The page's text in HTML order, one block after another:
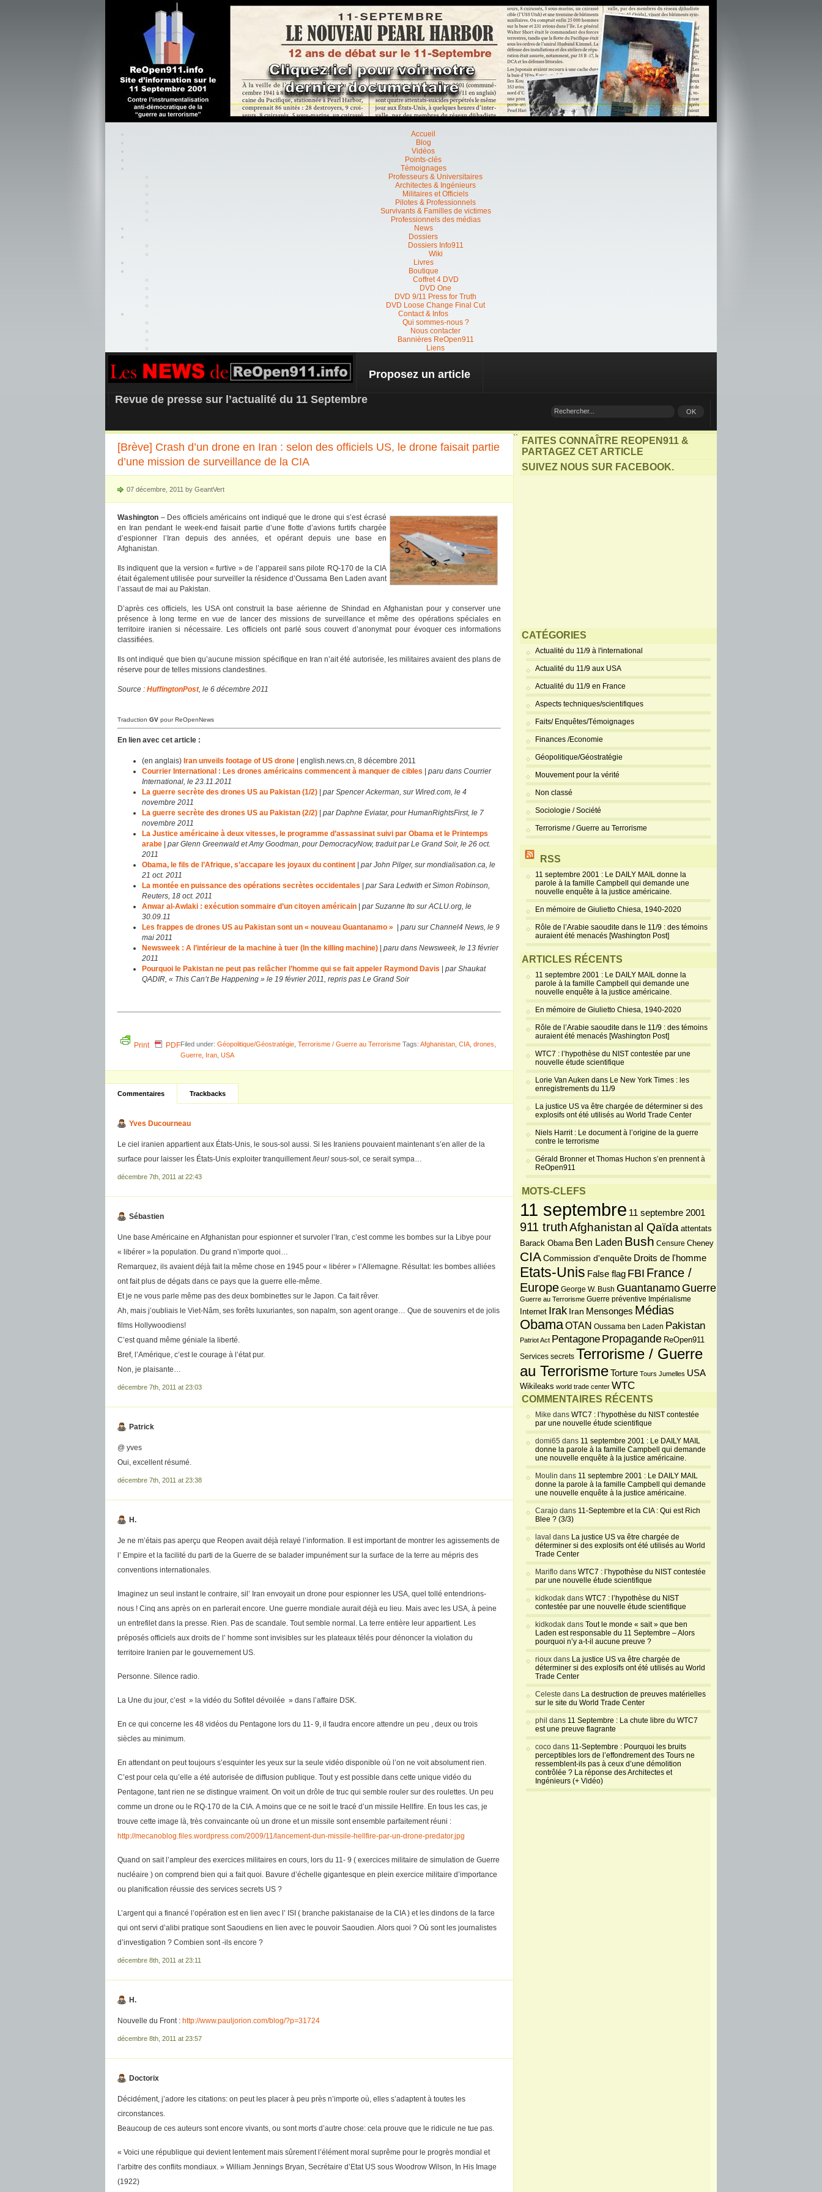
Accueil
Blog
Vidéos
Points-clés
Témoignages
Professeurs & Universitaires
Architectes & Ingénieurs
Militaires et Officiels
Pilotes & Professionnels
Survivants & Familles de victimes
Professionnels des médias
News
Dossiers
Dossiers Info911
Wiki
Livres
Boutique
Coffret 4 DVD
DVD One
DVD 9/11 Press for Truth
DVD Loose Change Final Cut
Contact & Infos
Qui sommes-nous ?
Nous contacter
Bannières ReOpen911
Liens
REOPEN911 – NEWS
Proposez un article
Revue de presse sur l’actualité du 11 Septembre
[Brève] Crash d’un drone en Iran : selon des officiels US, le drone faisait partie
d’une mission de surveillance de la CIA
07 décembre, 2011 by GeantVert
Washington – Des officiels américains ont indiqué que le drone qui s’est écrasé
en Iran pendant le week-end faisait partie d’une flotte d’avions furtifs chargée
d’espionner l’Iran depuis des années, et opérant depuis une base en
Afghanistan.
Ils indiquent que la version « furtive » de l’appareil sans pilote RQ-170 de la CIA
était également utilisée pour surveiller la résidence d’Oussama Ben Laden avant
l’assaut de mai au Pakistan.
D’après ces officiels, les USA ont construit la base aérienne de Shindad en Afghanistan pour y conserver une
présence à long terme en vue de lancer des missions de surveillance et même des opérations spéciales en
territoire iranien si nécessaire. Les officiels ont parlé sous couvert d’anonymat pour évoquer ces informations
classifiées.
Ils ont indiqué que bien qu’aucune mission spécifique en Iran n’ait été autorisée, les militaires avaient des plans de
réserve pour de telles missions clandestines.
Source : HuffingtonPost, le 6 décembre 2011
Traduction GV pour ReOpenNews
En lien avec cet article :
(en anglais) Iran unveils footage of US drone | english.news.cn, 8 décembre 2011
Courrier International : Les drones américains commencent à manquer de cibles
paru dans Courrier
International, le 23.11.2011
La guerre secrète des drones US au Pakistan (1/2)
par Spencer Ackerman, sur Wired.com, le 4
novembre 2011
La guerre secrète des drones US au Pakistan (2/2)
par Daphne Eviatar, pour HumanRightsFirst, le 7
novembre 2011
La Justice américaine à deux vitesses, le programme d’assassinat suivi par Obama et le Printemps
arabe
par Glenn Greenwald et Amy Goodman, pour DemocracyNow, traduit par Le Grand Soir, le 26 oct.
2011
Obama, le fils de l’Afrique, s’accapare les joyaux du continent
par John Pilger, sur mondialisation.ca, le
21 oct. 2011
La montée en puissance des opérations secrètes occidentales
par Sara Ledwith et Simon Robinson,
Reuters, 18 oct. 2011
Anwar al-Awlaki : exécution sommaire d’un citoyen américain
par Suzanne Ito sur ACLU.org, le
30.09.11
Les frappes de drones US au Pakistan sont un « nouveau Guantanamo »
paru sur Channel4 News, le 9
mai 2011
Newsweek : A l’intérieur de la machine à tuer (In the killing machine)
paru dans Newsweek, le 13 février
2011
Pourquoi le Pakistan ne peut pas relâcher l’homme qui se fait appeler Raymond Davis
par Shaukat
QADIR, « This Can’t Be Happening » le 19 février 2011, repris pas Le Grand Soir
Print PDFFiled under: Géopolitique/Géostratégie Terrorisme / Guerre au Terrorisme Tags: Afghanistan CIA drones
Guerre Iran USA
Commentaires Trackbacks
Yves Ducourneau
Le ciel iranien appartient aux États-Unis, le sous-sol aussi. Si les Iraniens pouvaient maintenant s’en aller de la
surface pour laisser les États-Unis exploiter tranquillement /leur/ sous-sol, ce serait sympa…
décembre 7th, 2011 at 22:43
Sébastien
Une base Américaine en Afghanistan pour espionner et survoler l’Iran, c’est comme les bombes sur la Libye pour
« libérer » la population. Du grand n’importe quoi…
Remarquez, ils avaient déjà fait la même chose en 1945 pour « libérer » l’Allemagne. Résultat: les bombes alliées
ont fait plus de dégats dans ce pays que la guerre elle-même.
Et je ne vous parle même pas des deux bombinettes sur le Japon. Ca fait rêver.
Ah, mais j’oubliais le Viet-Nâm, ses forêts luxuriantes, son napalm, son agent orange… Que de souvenirs et de jolis
films Hollywoodiens!
C’est quand même géniale la liberté.
Bref, l’Amérique, c’est le courage à l’état pur.
Non, je plaisante…
décembre 7th, 2011 at 23:03
Patrick
@ yves
Oui, excellent résumé.
décembre 7th, 2011 at 23:38
H.
Je ne m’étais pas aperçu que Reopen avait déjà relayé l’information. Il est important de montrer les agissements de
l’ Empire et la facilité du parti de la Guerre de se balader impunément sur la surface de la terre au mépris des
conventions internationales.
Imaginez un seul instant le contraire, sil’ Iran envoyait un drone pour espionner les USA, quel tollé entendrions-
nous ! Cinq ans après on en parlerait encore. Une guerre mondiale aurait déjà eu lieu. Mais avec les USA, à peine
un entrefilet dans la presse. Rien. Pas de scandale. Tout semble normal. La terre entière leur appartient. Les
préposés officiels aux droits de l’ homme sont invisibles sur les plateaux télés pour dénoncer la violation du
territoire Iranien par le gouvernement US.
Personne. Silence radio.
La Une du jour, c’est » la vidéo du Sofitel dévoilée » dans l’affaire DSK.
En ce qui concerne les 48 vidéos du Pentagone lors du 11- 9, il faudra encore attendre un peu , deux ou trois
siècles au minimum.
En attendant on peut toujours s’esquinter les yeux sur la seule vidéo disponible où l’on ne voit absolument rien.
C’est pour cela qu’elle a été autorisée de diffusion publique. Tout y est possible dans cette unique vidéo du
Pentagone, tant rien ne se distingue vraiment. On voit un drôle de truc qui semble rouler sur des roulettes. Un peu
comme un drone ou le RQ-170 de la CIA. A moins que ce ne soit le tracé d’un missile Hellfire. En tous les cas, je
trouve cette image là, très convaincante où un drone et un missile sont ensemble parfaitement réuni :
http://mecanoblog.files.wordpress.com/2009/11/lancement-dun-missile-hellfire-par-un-drone-predator.jpg
Quand on sait l’ampleur des exercices militaires en cours, lors du 11- 9 ( exercices militaire de simulation de Guerre
nucléaire ) on comprend bien qui a fait quoi. Bavure d’échelle gigantesque en plein exercice militaire d’importance
ou planification réussie des services secrets US ?
L’argent qui a financé l’opération est en lien avec l’ ISI ( branche pakistanaise de la CIA ) et les dindons de la farce
qui ont servi d’alibi pratique sont Saoudiens en lien avec le pouvoir Saoudien. Alors quoi ? Où sont les journalistes
d’investigation ? Combien sont -ils encore ?
décembre 8th, 2011 at 23:11
H.
Nouvelle du Front : http://www.pauljorion.com/blog/?p=31724
décembre 8th, 2011 at 23:57
Doctorix
Décidément, j’adore les citations: on peut les placer à peu près n’importe où, elles s’adaptent à toutes les
circonstances.
Beaucoup de ces auteurs sont encore vivants, ou sont morts d’autre chose: cela prouve que le ridicule ne tue pas.
« Voici une république qui devient lentement mais sûrement l’élément moral suprême pour le progrès mondial et
l’arbitre des conflits mondiaux. » William Jennings Bryan, Secrétaire d’Etat US sous Woodrow Wilson, In His Image
(1922)
``
FAITES CONNAÎTRE REOPEN911 &
PARTAGEZ CET ARTICLE
SUIVEZ NOUS SUR FACEBOOK.
CATÉGORIES
Actualité du 11/9 à l'international
Actualité du 11/9 aux USA
Actualité du 11/9 en France
Aspects techniques/scientifiques
Faits/ Enquêtes/Témoignages
Finances /Economie
Géopolitique/Géostratégie
Mouvement pour la vérité
Non classé
Sociologie / Société
Terrorisme / Guerre au Terrorisme
RSS
11 septembre 2001 : Le DAILY MAIL donne la
parole à la famille Campbell qui demande une
nouvelle enquête à la justice américaine.
En mémoire de Giulietto Chiesa, 1940-2020
Rôle de l’Arabie saoudite dans le 11/9 : des témoins
auraient été menacés [Washington Post]
ARTICLES RÉCENTS
11 septembre 2001 : Le DAILY MAIL donne la
parole à la famille Campbell qui demande une
nouvelle enquête à la justice américaine.
En mémoire de Giulietto Chiesa, 1940-2020
Rôle de l’Arabie saoudite dans le 11/9 : des témoins
auraient été menacés [Washington Post]
WTC7 : l’hypothèse du NIST contestée par une
nouvelle étude scientifique
Lorie Van Auken dans Le New York Times : les
enregistrements du 11/9
La justice US va être chargée de déterminer si des
explosifs ont été utilisés au World Trade Center
Niels Harrit : Le document à l’origine de la guerre
contre le terrorisme
Gérald Bronner et Thomas Huchon s’en prennent à
ReOpen911
MOTS-CLEFS
11 septembre 11 septembre 2001
911 truthAfghanistanal Qaïda attentats
Barack Obama Ben Laden Bush Censure Cheney
CIA Commission d'enquête Droits de l'homme
Etats-Unis False flag FBI France /
Europe George W. Bush Guantanamo Guerre
Guerre au Terrorisme Guerre préventive Impérialisme
Internet Irak Iran Mensonges Médias
ObamaOTAN Oussama ben Laden Pakistan
Patriot Act Pentagone Propagande ReOpen911
Services secrets Terrorisme / Guerre
au TerrorismeTorture Tours Jumelles USA
Wikileaks world trade center WTC
COMMENTAIRES RÉCENTS
Mike dans WTC7 : l’hypothèse du NIST contestée
par une nouvelle étude scientifique
domi65 dans 11 septembre 2001 : Le DAILY MAIL
donne la parole à la famille Campbell qui demande
une nouvelle enquête à la justice américaine.
Moulin dans 11 septembre 2001 : Le DAILY MAIL
donne la parole à la famille Campbell qui demande
une nouvelle enquête à la justice américaine.
Carajo dans 11-Septembre et la CIA : Qui est Rich
Blee ? (3/3)
laval dans La justice US va être chargée de
déterminer si des explosifs ont été utilisés au World
Trade Center
Mariflo dans WTC7 : l’hypothèse du NIST contestée
par une nouvelle étude scientifique
kidkodak dans WTC7 : l’hypothèse du NIST
contestée par une nouvelle étude scientifique
kidkodak dans Tout le monde « sait » que ben
Laden est responsable du 11 Septembre – Alors
pourquoi n’y a-t-il aucune preuve ?
rioux dans La justice US va être chargée de
déterminer si des explosifs ont été utilisés au World
Trade Center
Celeste dans La destruction de preuves matérielles
sur le site du World Trade Center
phil dans 11 Septembre : La chute libre du WTC7
est une preuve flagrante
coco dans 11-Septembre : Pourquoi les bruits
perceptibles lors de l’effondrement des Tours ne
ressemblent-ils pas à ceux d’une démolition
contrôlée ? La réponse des Architectes et
Ingénieurs (+ Vidéo)